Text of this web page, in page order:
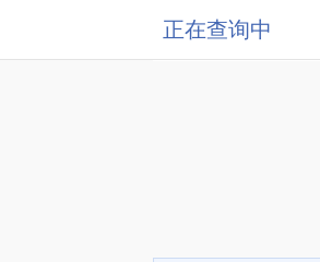
正在查询中